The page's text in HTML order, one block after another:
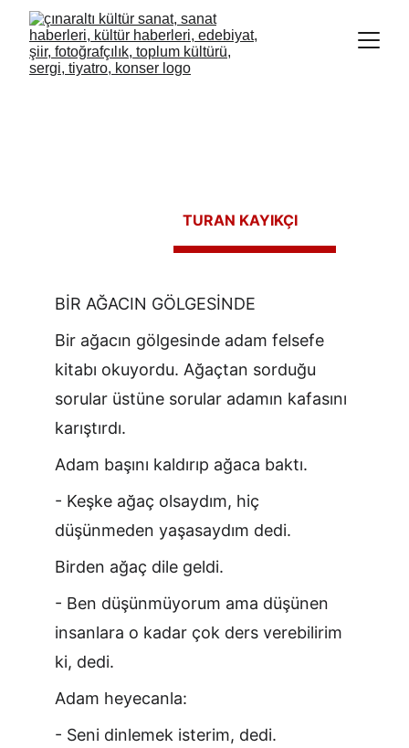
BİR AĞACIN GÖLGESİNDE
Bir ağacın gölgesinde adam felsefe
kitabı okuyordu. Ağaçtan sorduğu
sorular üstüne sorular adamın kafasını
karıştırdı.
Adam başını kaldırıp ağaca baktı.
- Keşke ağaç olsaydım, hiç
düşünmeden yaşasaydım dedi.
Birden ağaç dile geldi.
- Ben düşünmüyorum ama düşünen
insanlara o kadar çok ders verebilirim
ki, dedi.
Adam heyecanla:
- Seni dinlemek isterim, dedi.
TURAN KAYIKÇI